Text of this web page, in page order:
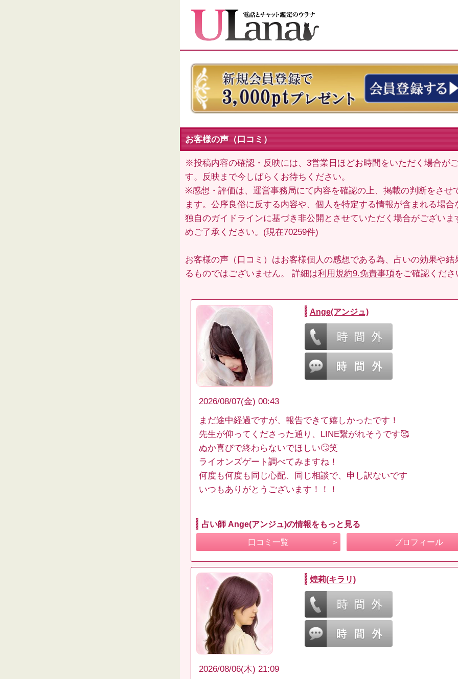
お客様の声（口コミ）
※投稿内容の確認・反映には、3営業日ほどお時間をいただく場合が
す。反映まで今しばらくお待ちください。
※感想・評価は、運営事務局にて内容を確認の上、掲載の判断をさせ
ます。公序良俗に反する内容や、個人を特定する情報が含まれる場合
独自のガイドラインに基づき非公開とさせていただく場合がございま
めご了承ください。(現在70259件)
お客様の声（口コミ）はお客様個人の感想である為、占いの効果や結
るものではございません。 詳細は利用規約9.免責事項をご確認くださ
Ange(アンジュ)
2026/08/07(金) 00:43
まだ途中経過ですが、報告できて嬉しかったです！
先生が仰ってくださった通り、LINE繋がれそうです🥰
ぬか喜びで終わらないでほしい🙄笑
ライオンズゲート調べてみますね！
何度も何度も同じ心配、同じ相談で、申し訳ないです
いつもありがとうございます！！！
占い師 Ange(アンジュ)の情報をもっと見る
口コミ一覧 プロフィール
煌莉(キラリ)
2026/08/06(木) 21:09